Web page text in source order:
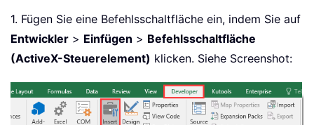
1. Fügen Sie eine Befehlsschaltfläche ein, indem Sie auf
Entwickler > Einfügen > Befehlsschaltfläche
(ActiveX-Steuerelement) klicken. Siehe Screenshot: